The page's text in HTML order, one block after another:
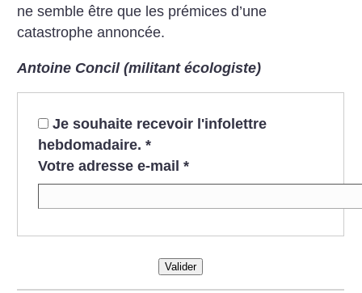
ne semble être que les prémices d’une
catastrophe annoncée.
Antoine Concil (militant écologiste)
Je souhaite recevoir l'infolettre
hebdomadaire. *
Votre adresse e-mail *
Valider